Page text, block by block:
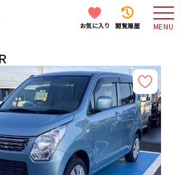
お気に入り 閲覧履歴 MENU